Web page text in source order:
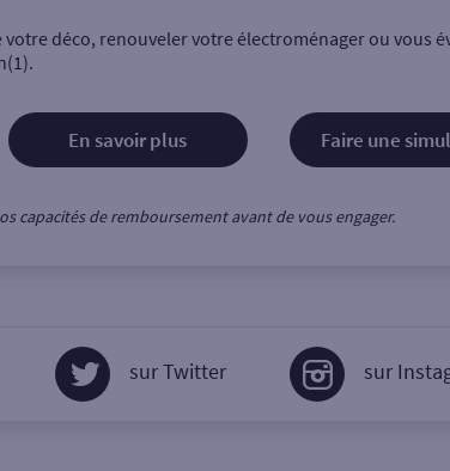
déco, renouveler votre électroménager ou vous
En savoir plus Faire une
capacités de remboursement avant de vous engager.
sur Twitter sur